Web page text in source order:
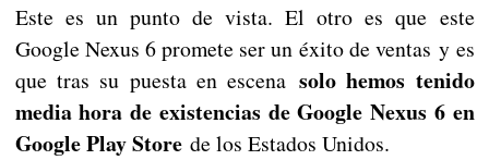
Este es un punto de vista. El otro es que este
Google Nexus 6 promete ser un éxito de ventas y es
que tras su puesta en escena solo hemos tenido
media hora de existencias de Google Nexus 6 en
Google Play Storede los Estados Unidos.